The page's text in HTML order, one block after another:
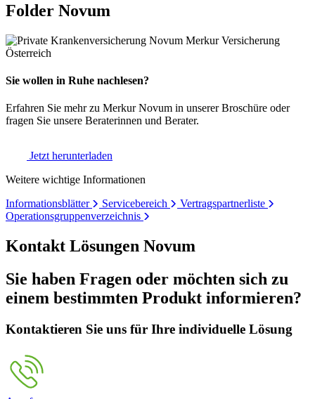
Folder Novum
Sie wollen in Ruhe nachlesen?
Erfahren Sie mehr zu Merkur Novum in unserer Broschüre oder
fragen Sie unsere Beraterinnen und Berater.
Jetzt herunterladen
Weitere wichtige Informationen
Informationsblätter
Servicebereich
Vertragspartnerliste
Operationsgruppenverzeichnis
Kontakt Lösungen Novum
Sie haben Fragen oder möchten sich zu
einem bestimmten Produkt informieren?
Kontaktieren Sie uns für Ihre individuelle Lösung